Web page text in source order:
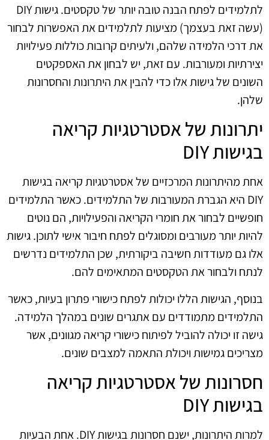
לתלמידים לפתח הבנה טובה יותר של טקסטים. גישות DIY
(עשה זאת בעצמך) מציעות לתלמידים את האפשרות לבחור
את דרכי הלמידה שלהם, ולעיתים קרובות כוללות פעילויות
יצירתיות ומעורבות. עם זאת, יש לבחון את האספקטים
השונים של גישות אלו כדי להבין את היתרונות והחסרונות
שלהן.
יתרונות של אסטרטגיות קריאה
בגישות DIY
אחת מהיתרונות המרכזיים של אסטרטגיות קריאה בגישות
DIY היא הגברת המעורבות של התלמידים. כאשר התלמידים
חופשיים לבחור את חומרי הקריאה והפעילויות, הם נוטים
להיות יותר מעורבים ומסוגלים לפתח חיבור אישי לתוכן. גישות
אלו גם מעודדות חשיבה ביקורתית, שכן התלמידים נדרשים
לנתח ולבחור את הטקסטים המתאימים להם.
בנוסף, הגישות הללו יכולות לפתח כישורי פתרון בעיות, כאשר
התלמידים מתמודדים עם אתגרים שונים במהלך הלמידה.
גישה זו יכולה להוביל לפיתוח כישורי קריאה מגוונים, אשר
מצריכים גמישות ויכולת התאמה למצבים שונים.
חסרונות של אסטרטגיות קריאה
בגישות DIY
למרות היתרונות, ישנם חסרונות בגישות DIY. אחת הבעיות